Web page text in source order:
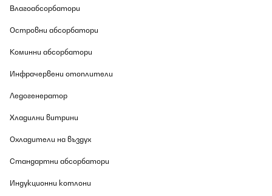
Влагоабсорбатори
Островни абсорбатори
Коминни абсорбатори
Инфрачервени отоплители
Ледогенератор
Хладилни витрини
Охладители на въздух
Стандартни абсорбатори
Индукционни котлони